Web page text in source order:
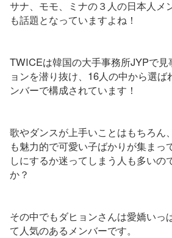
サナ、モモ、ミナの３人の日本人メ
も話題となっていますよね！
TWICEは韓国の大手事務所JYPで見
ョンを潜り抜け、16人の中から選ば
ンバーで構成されています！
歌やダンスが上手いことはもちろん
も魅力的で可愛い子ばかりが集まっ
しにするか迷ってしまう人も多いの
か？
その中でもダヒョンさんは愛嬌いっ
て人気のあるメンバーです。